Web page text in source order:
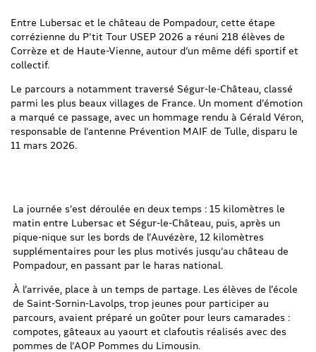
Entre Lubersac et le château de Pompadour, cette étape
corrézienne du P’tit Tour USEP 2026 a réuni 218 élèves de
Corrèze et de Haute-Vienne, autour d’un même défi sportif et
collectif.
Le parcours a notamment traversé Ségur-le-Château, classé
parmi les plus beaux villages de France. Un moment d’émotion
a marqué ce passage, avec un hommage rendu à Gérald Véron,
responsable de l’antenne Prévention MAIF de Tulle, disparu le
11 mars 2026.
La journée s’est déroulée en deux temps : 15 kilomètres le
matin entre Lubersac et Ségur-le-Château, puis, après un
pique-nique sur les bords de l’Auvézère, 12 kilomètres
supplémentaires pour les plus motivés jusqu’au château de
Pompadour, en passant par le haras national.
À l’arrivée, place à un temps de partage. Les élèves de l’école
de Saint-Sornin-Lavolps, trop jeunes pour participer au
parcours, avaient préparé un goûter pour leurs camarades :
compotes, gâteaux au yaourt et clafoutis réalisés avec des
pommes de l’AOP Pommes du Limousin.